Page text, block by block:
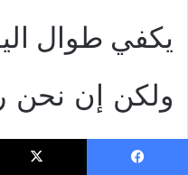
يكفي طوال
ولكن إن نحن
كل حين، ففي